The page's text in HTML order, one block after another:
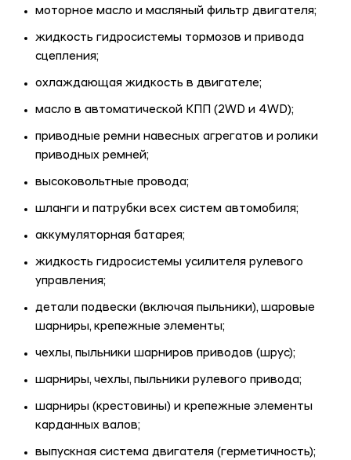
моторное масло и масляный фильтр двигателя;
жидкость гидросистемы тормозов и привода
сцепления;
охлаждающая жидкость в двигателе;
масло в автоматической КПП (2WD и 4WD);
приводные ремни навесных агрегатов и ролики
приводных ремней;
высоковольтные провода;
шланги и патрубки всех систем автомобиля;
аккумуляторная батарея;
жидкость гидросистемы усилителя рулевого
управления;
детали подвески (включая пыльники), шаровые
шарниры, крепежные элементы;
чехлы, пыльники шарниров приводов (шрус);
шарниры, чехлы, пыльники рулевого привода;
шарниры (крестовины) и крепежные элементы
карданных валов;
выпускная система двигателя (герметичность);